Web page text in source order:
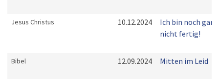
Jesus Christus 10.12.2024
Ich bin noch gar
nicht fertig!
Bibel 12.09.2024 Mitten im Leid